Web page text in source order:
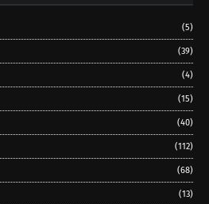
(5)
(39)
(4)
(15)
(40)
(112)
(68)
(13)